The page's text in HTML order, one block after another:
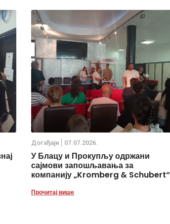
Дoгађаjи 07.07.2026.
У Блацу и Прокупљу одржани
сајмови запошљавања за
компанију „Kromberg & Schubert“
Прочитај више